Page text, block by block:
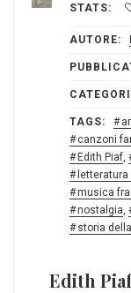
STATS:
AUTORE:
TAGS:
canzoni
Edith Piaf
musica
nostalgia
storia
Edith Piaf